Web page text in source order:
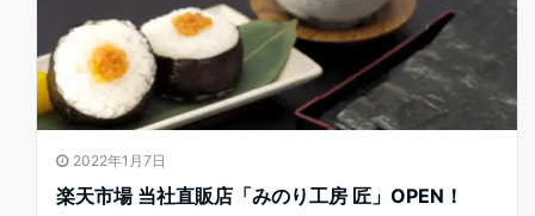
2022年1月7日
楽天市場 当社直販店「みのり工房 匠」OPEN！